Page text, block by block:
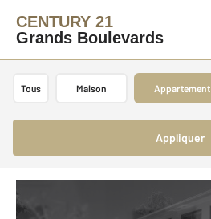
CENTURY 21
Grands Boulevards
Tous Maison Appartement
Appliquer